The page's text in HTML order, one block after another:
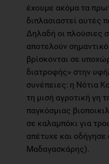
έχουμε ακόμα τα
διπλασιαστεί αυτές
Δηλαδή οι πλούσιες
αποτελούν
βρίσκονται σε
διατροφής» στην
συνέπειες: η Νότια
τη μισή αγροτική γη
παγκόσμιας
σε καλαμπόκι για
απέτυχε και
Μαδαγασκάρης).